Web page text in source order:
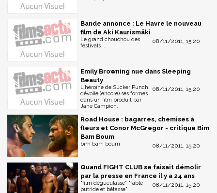
Bande annonce : Le Havre le nouveau
film de Aki Kaurismäki
08/11/2011, 15:20
Le grand chouchou des
festivals ...
Emily Browning nue dans Sleeping
Beauty
08/11/2011, 15:20
L'héroïne de Sucker Punch
dévoile (encore) ses formes
dans un film produit par
Jane Campion.
Road House : bagarres, chemises à
fleurs et Conor McGregor - critique Bim
Bam Boum
08/11/2011, 15:20
bim bam boum
Quand FIGHT CLUB se faisait démolir
par la presse en France il y a 24 ans
08/11/2011, 15:20
"film dégueulasse" "fable
putride et bêtasse"